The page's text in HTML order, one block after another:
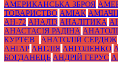
АМЕРИКАНСЬКА ЗБРОЯ
ТОВАРИСТВО АМІАК
АН-72 АНАЛІЗ АНАЛІТИКА
АНАСТАСІЯ РАДІНА
КУРТЄВ_
АНАТОЛІЙ СЕРДЮК
АНГАР АНГЛІЯ АНГОЛЕНКО
БОГДАНЕЦЬ АНДРІЙ ГЕРУС